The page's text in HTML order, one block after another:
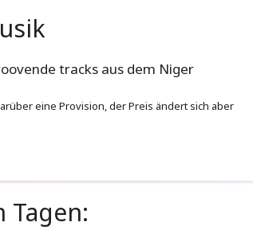
tracks aus dem Niger
eine Provision, der Preis ändert sich aber
Tagen: